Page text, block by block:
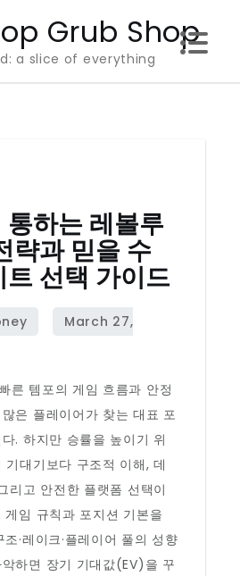
Grub Shop
a slice of everything
통하는 레볼루
략과 믿을 수
트 선택 가이드
른 템포의 게임 흐름과 안정
은 플레이어가 찾는 대표 포
. 하지만 승률을 높이기 위
대기보다 구조적 이해, 데
리고 안전한 플랫폼 선택이
게임 규칙과 포지션 기본을
·레이크·플레이어 풀의 성향
하면 장기 기대값(EV)을 꾸